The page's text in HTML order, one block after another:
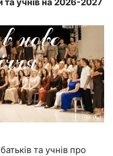
та учнів про